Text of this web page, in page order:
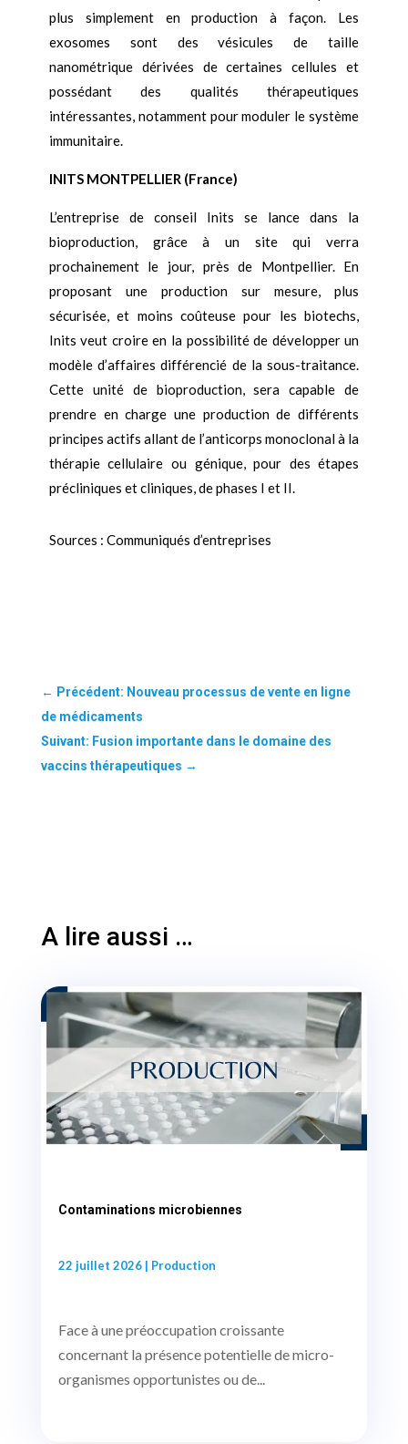
plus simplement en production à façon. Les
exosomes sont des vésicules de taille
nanométrique dérivées de certaines cellules et
possédant des qualités thérapeutiques
intéressantes, notamment pour moduler le système
immunitaire.
INITS MONTPELLIER (France)
L’entreprise de conseil Inits se lance dans la
bioproduction, grâce à un site qui verra
prochainement le jour, près de Montpellier. En
proposant une production sur mesure, plus
sécurisée, et moins coûteuse pour les biotechs,
Inits veut croire en la possibilité de développer un
modèle d’affaires différencié de la sous-traitance.
Cette unité de bioproduction, sera capable de
prendre en charge une production de différents
principes actifs allant de l’anticorps monoclonal à la
thérapie cellulaire ou génique, pour des étapes
précliniques et cliniques, de phases I et II.
Sources : Communiqués d’entreprises
← Précédent: Nouveau processus de vente en ligne
de médicaments
Suivant: Fusion importante dans le domaine des
vaccins thérapeutiques →
A lire aussi …
Contaminations microbiennes
22 juillet 2026| Production
Face à une préoccupation croissante
concernant la présence potentielle de micro-
organismes opportunistes ou de...